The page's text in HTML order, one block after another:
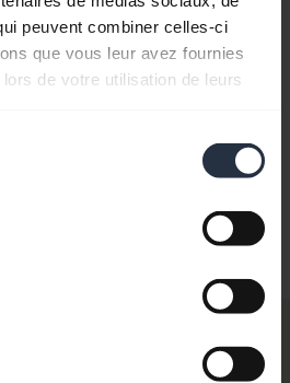
peuvent combiner celles-ci
que vous leur avez fournies
de votre utilisation de leurs
démarrage rapide
les documents du produit